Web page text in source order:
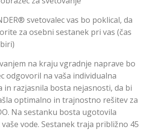
svetovalec vas bo poklical, da
za osebni sestanek pri vas (čas
na kraju vgradnje naprave bo
odgovoril na vaša individualna
in razjasnila bosta nejasnosti, da bi
optimalno in trajnostno rešitev za
Na sestanku bosta ugotovila
vode. Sestanek traja približno 45